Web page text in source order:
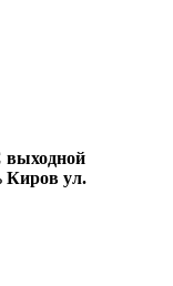
Киров ул.